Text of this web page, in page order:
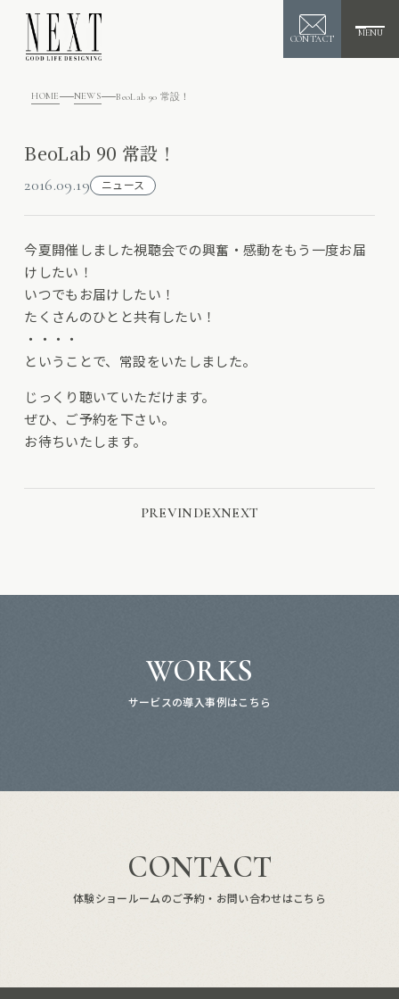
CONTACT
MENU
HOME NEWS BeoLab 90 常設！
BeoLab 90 常設！
2016.09.19 ニュース
今夏開催しました視聴会での興奮・感動をもう一度お届
けしたい！
いつでもお届けしたい！
たくさんのひとと共有したい！
・・・・
ということで、常設をいたしました。
じっくり聴いていただけます。
ぜひ、ご予約を下さい。
お待ちいたします。
PREVINDEXNEXT
WORKS
サービスの導入事例はこちら
CONTACT
体験ショールームのご予約・お問い合わせはこちら